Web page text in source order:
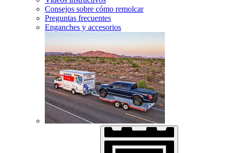
Consejos sobre cómo remolcar
Preguntas frecuentes
Enganches y accesorios